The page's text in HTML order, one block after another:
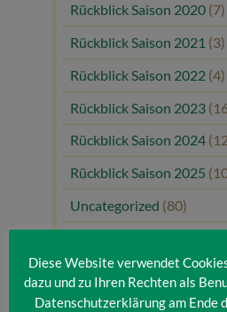
Rückblick Saison 2020 (7)
Rückblick Saison 2021 (3)
Rückblick Saison 2022 (4)
Rückblick Saison 2023
Rückblick Saison 2024
Rückblick Saison 2025
Uncategorized (80)
Diese Website verwendet
dazu und zu Ihren Rechten als
Datenschutzerklärung am Ende